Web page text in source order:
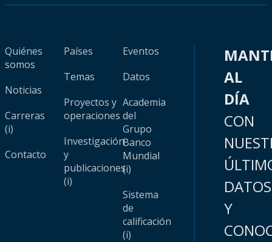
Quiénes
somos
Noticias
Carreras
(i)
Contacto
Países
Temas
Proyectos y
operaciones
Investigación
y
publicaciones
(i)
Eventos
Datos
Academia
del
Grupo
Banco
Mundial
(i)
Sistema
de
calificación
(i)
AL
DÍA
CON
DATOS
Y